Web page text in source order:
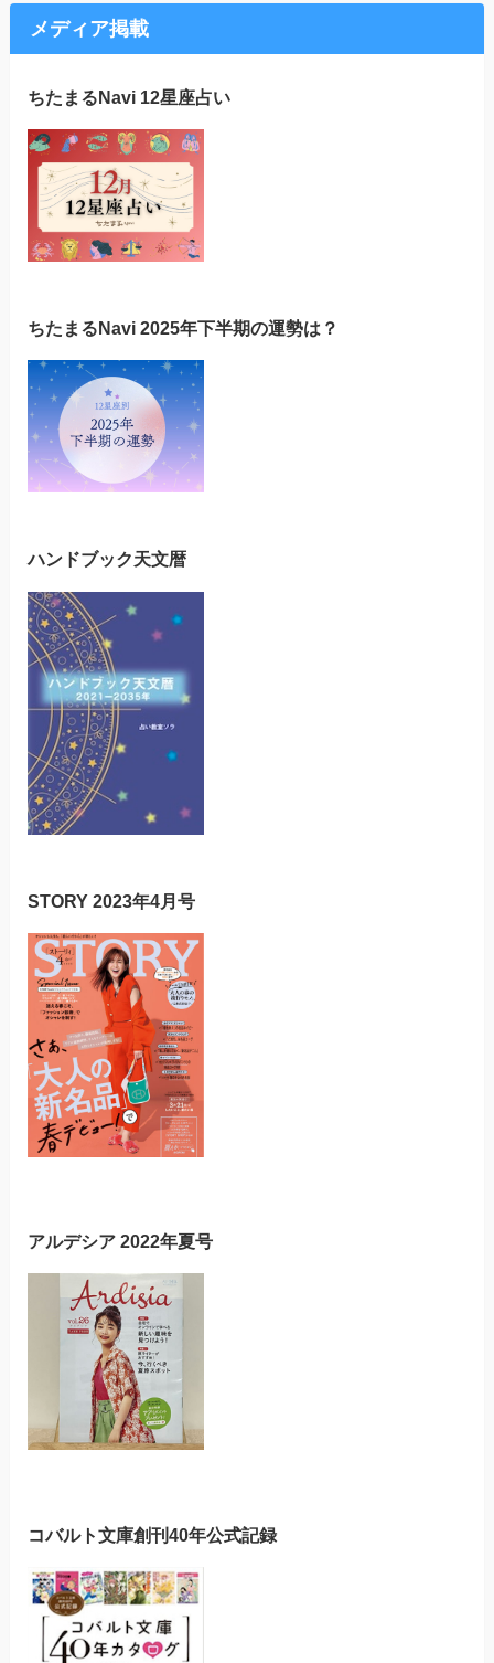
メディア掲載
ちたまるNavi 12星座占い
ちたまるNavi 2025年下半期の運勢は？
ハンドブック天文暦
STORY 2023年4月号
アルデシア 2022年夏号
コバルト文庫創刊40年公式記録